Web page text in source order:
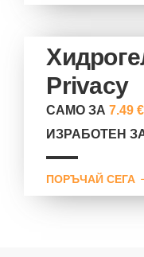
Privacy
САМО ЗА7.49 €
ИЗРАБОТЕН
ПОРЪЧАЙ СЕГА